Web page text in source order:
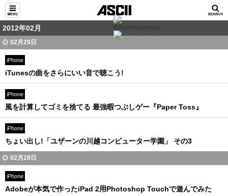
2012年02月
02月29日
iPhone
iTunesの曲をさらにいい音で聴こう!
iPhone
風を計算してゴミを捨てる 最強暇つぶしゲー『Paper Toss』
iPhone
ちょい出し!「ユザーンの川越コンピューター学園」 その3
02月28日
iPhone
Adobeが本気で作ったiPad 2用Photoshop Touchで遊んでみた